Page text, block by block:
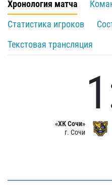
Хронология матча
Статистика игроков
Текстовая трансляция
«ХК Сочи»
г. Сочи